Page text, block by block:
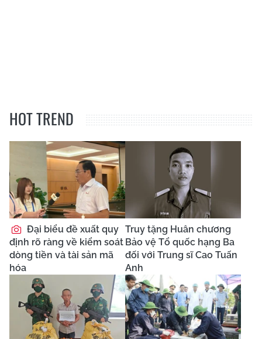
HOT TREND
Đại biểu đề xuất quy
định rõ ràng về kiểm soát
dòng tiền và tài sản mã
hóa
Truy tặng Huân chương
Bảo vệ Tổ quốc hạng Ba
đối với Trung sĩ Cao Tuấn
Anh